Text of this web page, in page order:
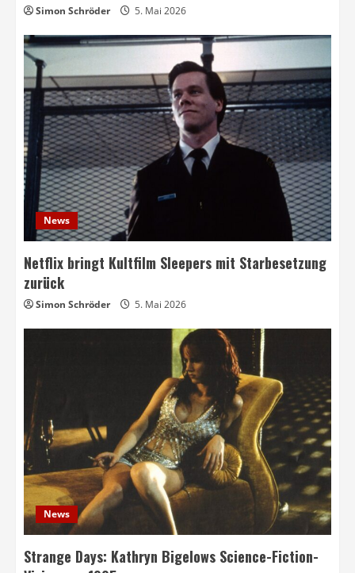
Simon Schröder 5. Mai 2026
News
Netflix bringt Kultfilm Sleepers mit Starbesetzung
zurück
Simon Schröder 5. Mai 2026
News
Strange Days: Kathryn Bigelows Science-Fiction-